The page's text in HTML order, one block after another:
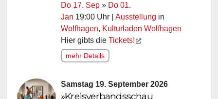
Do 17. Sep » Do 01.
Jan 19:00 Uhr | Ausstellung in
Wolfhagen, Kulturladen Wolfhagen
Hier gibts die Tickets!
mehr Details
Samstag 19. September 2026
»Kreisverbandsschau